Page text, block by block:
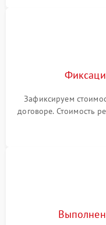
Зафиксируем
договоре. Стоимость